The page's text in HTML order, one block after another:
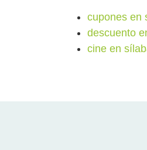
cupones en
descuento
cine en